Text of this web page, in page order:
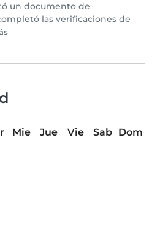
un documento de
las verificaciones de
Mie Jue Vie Sab
Dom